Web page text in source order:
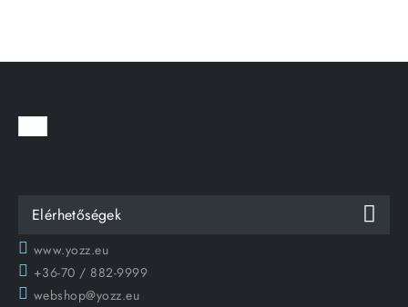
Elérhetőségek
www.yozz.eu
+36-70 / 882-9999
webshop@yozz.eu